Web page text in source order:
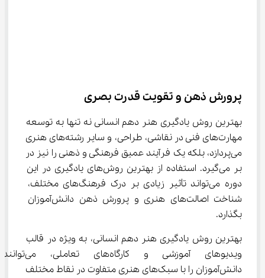
پرورش ذهن و تقویت قدرت بصری
بهترین روش یادگیری هنر دهم انسانی نه تنها به توسعه
مهارت‌های فنی در نقاشی، طراحی، و سایر رشته‌های هنری
می‌پردازد، بلکه یک فرآیند عمیق فرهنگی و ذهنی را نیز در
بر می‌گیرد. استفاده از بهترین روش‌های یادگیری در این
دوره می‌تواند تأثیر زیادی بر درک فرهنگ‌های مختلف،
شناخت اصالت‌های هنری و پرورش ذهن دانش‌آموزان
بگذارد.
بهترین روش یادگیری هنر دهم انسانی، به ویژه در قالب
ویدیوهای آموزشی و کارگاه‌های تعاملی، می‌توانند
دانش‌آموزان را با سبک‌های هنری متفاوت در نقاط مختلف